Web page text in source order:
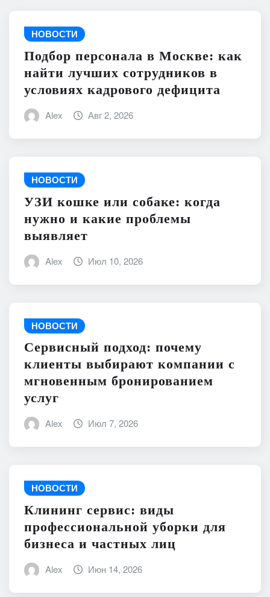
НОВОСТИ
Подбор персонала в Москве: как
найти лучших сотрудников в
условиях кадрового дефицита
Alex Авг 2, 2026
НОВОСТИ
УЗИ кошке или собаке: когда
нужно и какие проблемы
выявляет
Alex Июл 10, 2026
НОВОСТИ
Сервисный подход: почему
клиенты выбирают компании с
мгновенным бронированием
услуг
Alex Июл 7, 2026
НОВОСТИ
Клининг сервис: виды
профессиональной уборки для
бизнеса и частных лиц
Alex Июн 14, 2026